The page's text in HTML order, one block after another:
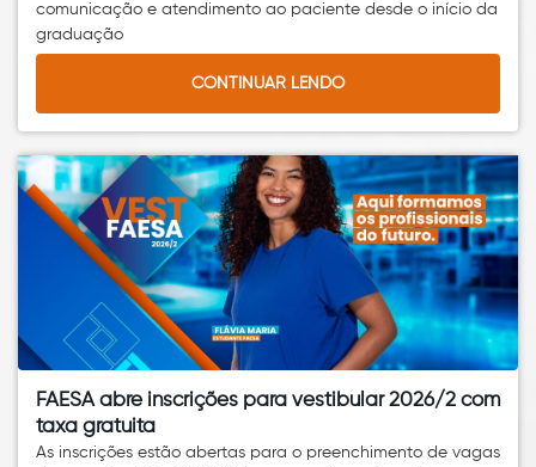
comunicação e atendimento ao paciente desde o início da
graduação
CONTINUAR LENDO
FAESA abre inscrições para vestibular 2026/2 com
taxa gratuita
As inscrições estão abertas para o preenchimento de vagas